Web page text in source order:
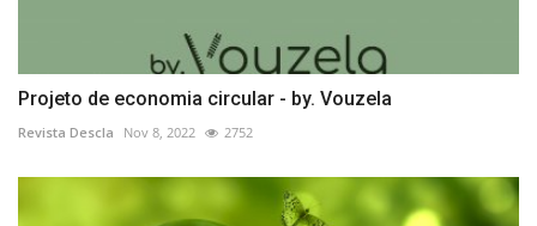
Projeto de economia circular - by. Vouzela
Revista Descla Nov 8, 2022 2752